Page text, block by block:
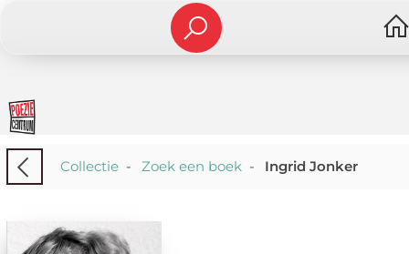
Collectie- Zoek een boek- Ingrid Jonker